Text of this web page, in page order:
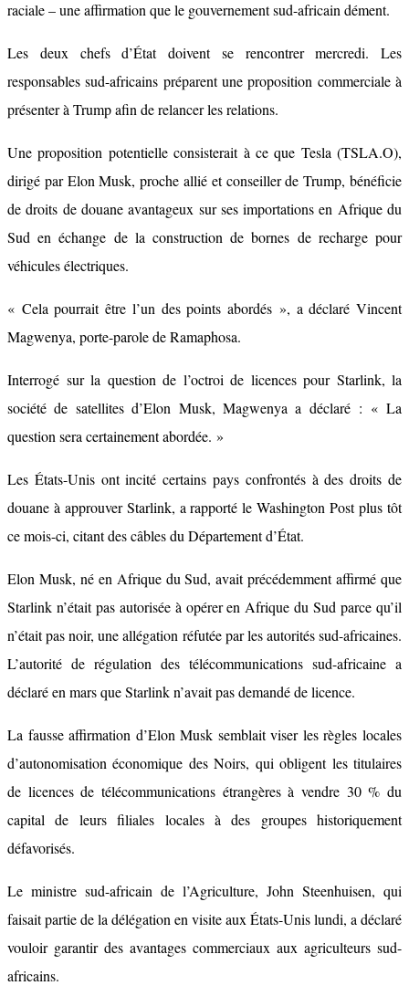
raciale – une affirmation que le gouvernement sud-africain dément.
Les deux chefs d’État doivent se rencontrer mercredi. Les
responsables sud-africains préparent une proposition commerciale à
présenter à Trump afin de relancer les relations.
Une proposition potentielle consisterait à ce que Tesla (TSLA.O),
dirigé par Elon Musk, proche allié et conseiller de Trump, bénéficie
de droits de douane avantageux sur ses importations en Afrique du
Sud en échange de la construction de bornes de recharge pour
véhicules électriques.
« Cela pourrait être l’un des points abordés », a déclaré Vincent
Magwenya, porte-parole de Ramaphosa.
Interrogé sur la question de l’octroi de licences pour Starlink, la
société de satellites d’Elon Musk, Magwenya a déclaré : « La
question sera certainement abordée. »
Les États-Unis ont incité certains pays confrontés à des droits de
douane à approuver Starlink, a rapporté le Washington Post plus tôt
ce mois-ci, citant des câbles du Département d’État.
Elon Musk, né en Afrique du Sud, avait précédemment affirmé que
Starlink n’était pas autorisée à opérer en Afrique du Sud parce qu’il
n’était pas noir, une allégation réfutée par les autorités sud-africaines.
L’autorité de régulation des télécommunications sud-africaine a
déclaré en mars que Starlink n’avait pas demandé de licence.
La fausse affirmation d’Elon Musk semblait viser les règles locales
d’autonomisation économique des Noirs, qui obligent les titulaires
de licences de télécommunications étrangères à vendre 30 % du
capital de leurs filiales locales à des groupes historiquement
défavorisés.
Le ministre sud-africain de l’Agriculture, John Steenhuisen, qui
faisait partie de la délégation en visite aux États-Unis lundi, a déclaré
vouloir garantir des avantages commerciaux aux agriculteurs sud-
africains.